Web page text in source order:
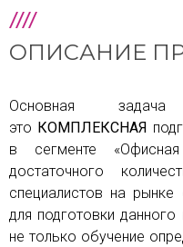
ОПИСАНИЕ
Основная
это КОМПЛЕКСНАЯ
в сегменте «Офисная
достаточного
специалистов на
для подготовки
не только обучение